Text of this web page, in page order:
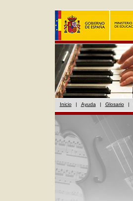
Inicio | Ayuda | Glosario |